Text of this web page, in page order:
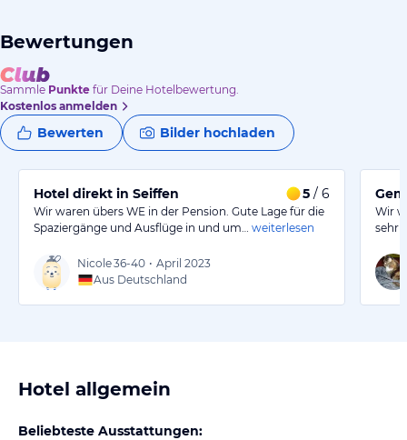
Bewertungen
Sammle Punkte für Deine Hotelbewertung.
Kostenlos anmelden
Bewerten Bilder hochladen
Hotel direkt in Seiffen 5 / 6
Wir waren übers WE in der Pension. Gute Lage für die
Spaziergänge und Ausflüge in und um…
weiterlesen
Nicole36-40 • April 2023
Aus Deutschland
Wir
sehr
Hotel allgemein
Beliebteste Ausstattungen: